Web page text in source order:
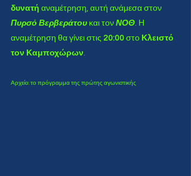
δυνατή αναμέτρηση, αυτή ανάμεσα στον
Πυρσό Βερβεράτου και τον ΝΟΘ. Η
αναμέτρηση θα γίνει στις 20:00 στο Κλειστό
τον Καμποχώρων.
Αρχείο: το πρόγραμμα της πρώτης αγωνιστικής